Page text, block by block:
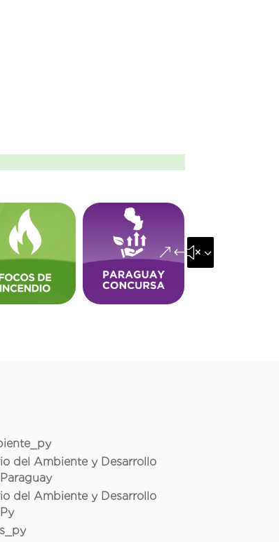
&#x35;
del Ambiente y Desarrollo
del Ambiente y Desarrollo